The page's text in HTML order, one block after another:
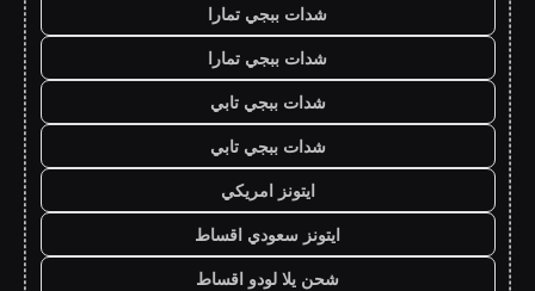
شدات ببجي تمارا
شدات ببجي تمارا
شدات ببجي تابي
شدات ببجي تابي
ايتونز امريكي
ايتونز سعودي اقساط
شحن يلا لودو اقساط